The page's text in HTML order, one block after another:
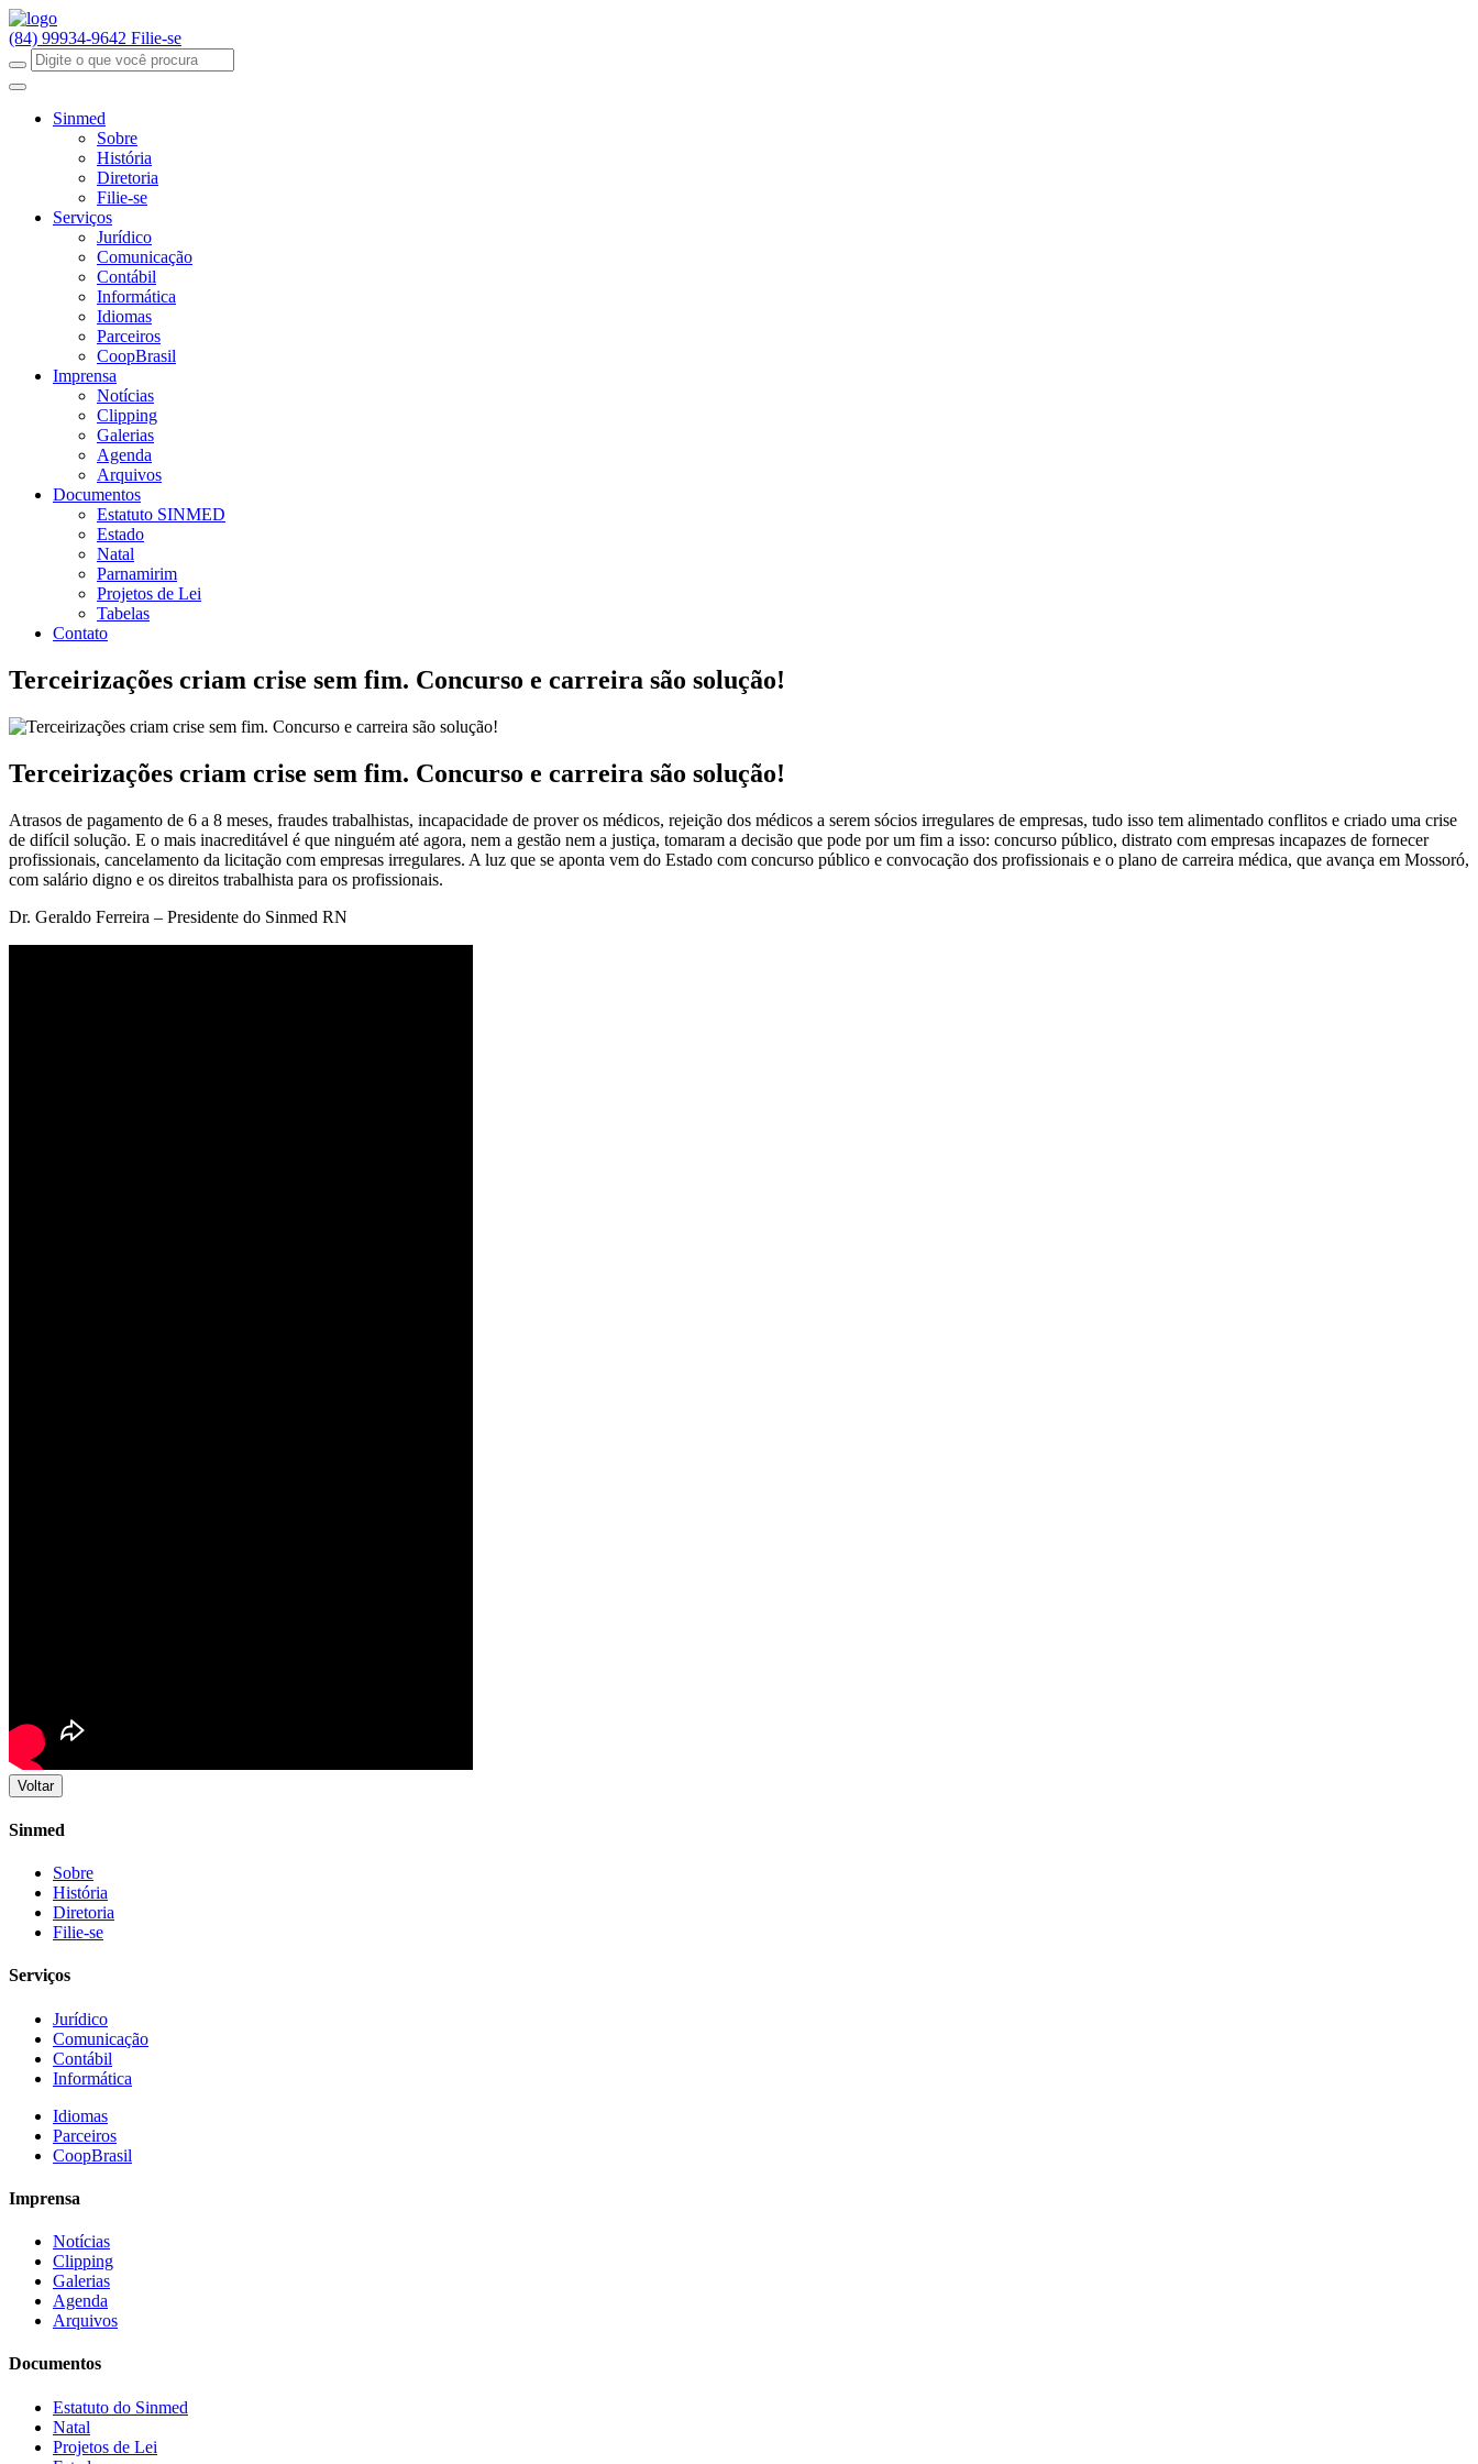
(84) 99934-9642 Filie-se
Sinmed
Sobre
História
Diretoria
Filie-se
Serviços
Jurídico
Comunicação
Contábil
Informática
Idiomas
Parceiros
CoopBrasil
Imprensa
Notícias
Clipping
Galerias
Agenda
Arquivos
Documentos
Estatuto SINMED
Estado
Natal
Parnamirim
Projetos de Lei
Tabelas
Contato
Terceirizações criam crise sem fim. Concurso e carreira são solução!
Terceirizações criam crise sem fim. Concurso e carreira são solução!
Atrasos de pagamento de 6 a 8 meses, fraudes trabalhistas, incapacidade de prover os médicos, rejeição dos médicos a serem sócios irregulares de empresas, tudo isso tem alimentado conflitos e criado uma crise
de difícil solução. E o mais inacreditável é que ninguém até agora, nem a gestão nem a justiça, tomaram a decisão que pode por um fim a isso: concurso público, distrato com empresas incapazes de fornecer
profissionais, cancelamento da licitação com empresas irregulares. A luz que se aponta vem do Estado com concurso público e convocação dos profissionais e o plano de carreira médica, que avança em Mossoró,
com salário digno e os direitos trabalhista para os profissionais.
Dr. Geraldo Ferreira – Presidente do Sinmed RN
Voltar
Sinmed
Sobre
História
Diretoria
Filie-se
Serviços
Jurídico
Comunicação
Contábil
Informática
Idiomas
Parceiros
CoopBrasil
Imprensa
Notícias
Clipping
Galerias
Agenda
Arquivos
Documentos
Estatuto do Sinmed
Natal
Projetos de Lei